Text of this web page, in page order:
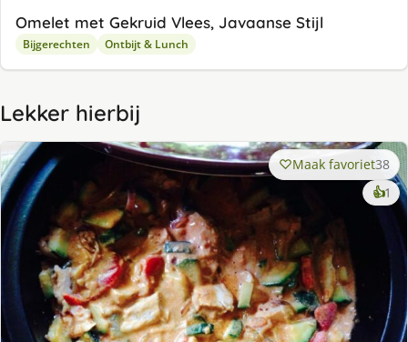
Omelet met Gekruid Vlees, Javaanse Stijl
Bijgerechten Ontbijt & Lunch
Lekker hierbij
Maak favoriet38
👍1